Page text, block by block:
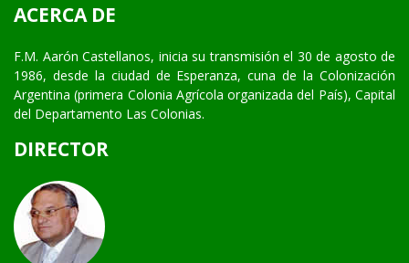
ACERCA DE
F.M. Aarón Castellanos, inicia su transmisión el 30 de agosto de
1986, desde la ciudad de Esperanza, cuna de la Colonización
Argentina (primera Colonia Agrícola organizada del País), Capital
del Departamento Las Colonias.
DIRECTOR